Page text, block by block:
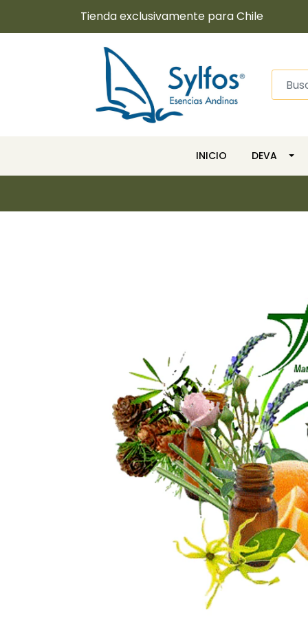
Tienda exclusivamente para Chile
INICIO DEVA